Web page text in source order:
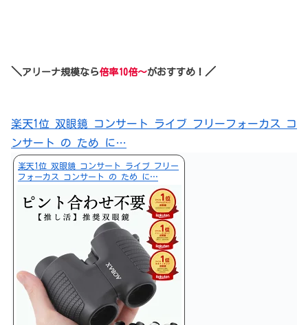
＼ アリーナ規模なら倍率10倍～がおすすめ！ ／
楽天1位 双眼鏡 コンサート ライブ フリーフォーカス コ
ンサート の ため に…
楽天1位 双眼鏡 コンサート ライブ フリー
フォーカス コンサート の ため に…